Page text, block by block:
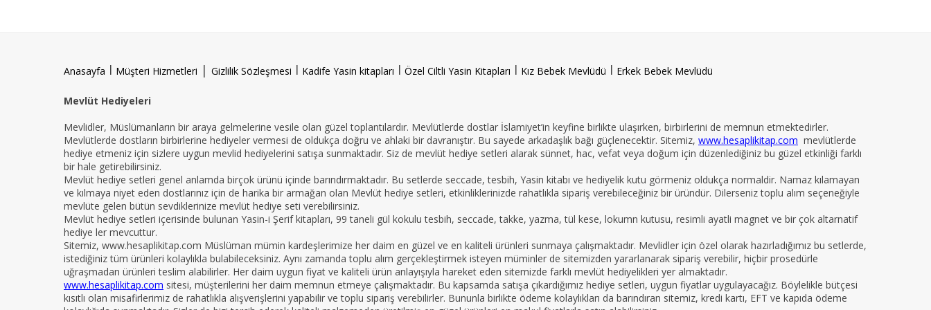
Anasayfa l Müşteri Hizmetleri | Gizlilik Sözleşmesi l Kadife Yasin kitapları l Özel Ciltli Yasin Kitapları l Kız Bebek Mevlüdü l Erkek Bebek Mevlüdü
Mevlüt Hediyeleri
Mevlidler, Müslümanların bir araya gelmelerine vesile olan güzel toplantılardır. Mevlütlerde dostlar İslamiyet’in keyfine birlikte ulaşırken, birbirlerini de memnun etmektedirler.
Mevlütlerde dostların birbirlerine hediyeler vermesi de oldukça doğru ve ahlaki bir davranıştır. Bu sayede arkadaşlık bağı güçlenecektir. Sitemiz, www.hesaplikitap.com mevlütlerde
hediye etmeniz için sizlere uygun mevlid hediyelerini satışa sunmaktadır. Siz de mevlüt hediye setleri alarak sünnet, hac, vefat veya doğum için düzenlediğiniz bu güzel etkinliği farklı
bir hale getirebilirsiniz.
Mevlüt hediye setleri genel anlamda birçok ürünü içinde barındırmaktadır. Bu setlerde seccade, tesbih, Yasin kitabı ve hediyelik kutu görmeniz oldukça normaldir. Namaz kılamayan
ve kılmaya niyet eden dostlarınız için de harika bir armağan olan Mevlüt hediye setleri, etkinliklerinizde rahatlıkla sipariş verebileceğiniz bir üründür. Dilerseniz toplu alım seçeneğiyle
mevlüte gelen bütün sevdiklerinize mevlüt hediye seti verebilirsiniz.
Mevlüt hediye setleri içerisinde bulunan Yasin-i Şerif kitapları, 99 taneli gül kokulu tesbih, seccade, takke, yazma, tül kese, lokumn kutusu, resimli ayatli magnet ve bir çok altarnatif
hediye ler mevcuttur.
Sitemiz, www.hesaplikitap.com Müslüman mümin kardeşlerimize her daim en güzel ve en kaliteli ürünleri sunmaya çalışmaktadır. Mevlidler için özel olarak hazırladığımız bu setlerde,
istediğiniz tüm ürünleri kolaylıkla bulabileceksiniz. Aynı zamanda toplu alım gerçekleştirmek isteyen müminler de sitemizden yararlanarak sipariş verebilir, hiçbir prosedürle
uğraşmadan ürünleri teslim alabilirler. Her daim uygun fiyat ve kaliteli ürün anlayışıyla hareket eden sitemizde farklı mevlüt hediyelikleri yer almaktadır.
www.hesaplikitap.com sitesi, müşterilerini her daim memnun etmeye çalışmaktadır. Bu kapsamda satışa çıkardığımız hediye setleri, uygun fiyatlar uygulayacağız. Böylelikle bütçesi
kısıtlı olan misafirlerimiz de rahatlıkla alışverişlerini yapabilir ve toplu sipariş verebilirler. Bununla birlikte ödeme kolaylıkları da barındıran sitemiz, kredi kartı, EFT ve kapıda ödeme